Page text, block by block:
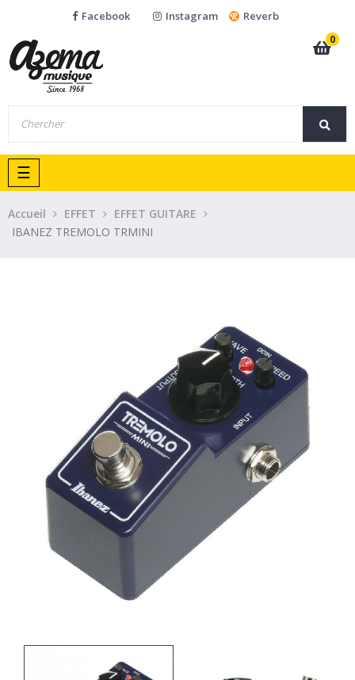
Facebook Instagram
Reverb
0
Basculer
la
navigation
☰
Accueil EFFET
EFFET GUITARE
IBANEZ TREMOLO TRMINI